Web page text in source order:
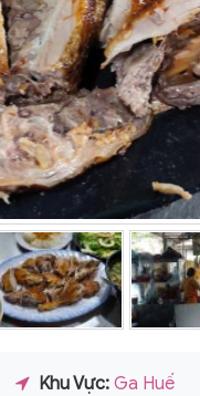
Khu Vực: Ga Huế